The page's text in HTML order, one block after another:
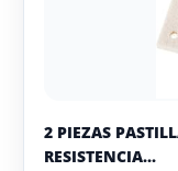
2 PIEZAS
RESISTENCIA...